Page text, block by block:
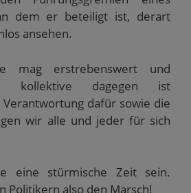
dem er beteiligt ist, derart
ansehen.
mag erstrebenswert und
kollektive dagegen ist
dafür sowie die
wir alle und jeder für sich
eine stürmische Zeit sein.
Politikern also den Marsch!